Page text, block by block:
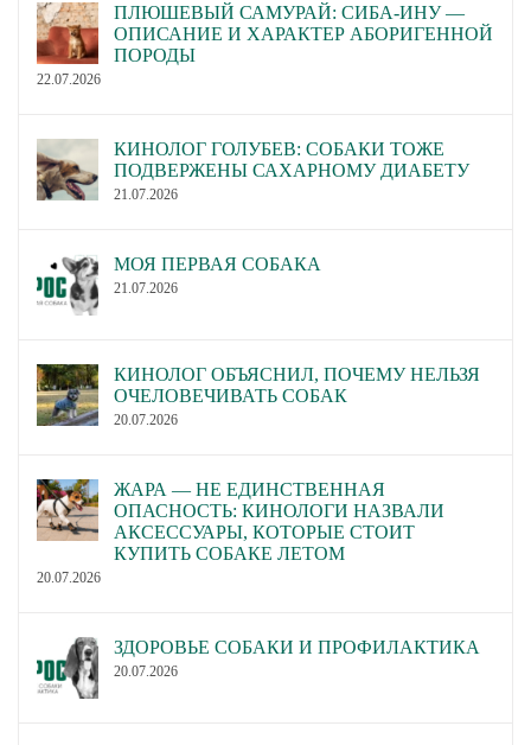
ПЛЮШЕВЫЙ САМУРАЙ: СИБА-ИНУ —
ОПИСАНИЕ И ХАРАКТЕР АБОРИГЕННОЙ
ПОРОДЫ
22.07.2026
КИНОЛОГ ГОЛУБЕВ: СОБАКИ ТОЖЕ
ПОДВЕРЖЕНЫ САХАРНОМУ ДИАБЕТУ
21.07.2026
МОЯ ПЕРВАЯ СОБАКА
21.07.2026
КИНОЛОГ ОБЪЯСНИЛ, ПОЧЕМУ НЕЛЬЗЯ
ОЧЕЛОВЕЧИВАТЬ СОБАК
20.07.2026
ЖАРА — НЕ ЕДИНСТВЕННАЯ
ОПАСНОСТЬ: КИНОЛОГИ НАЗВАЛИ
АКСЕССУАРЫ, КОТОРЫЕ СТОИТ
КУПИТЬ СОБАКЕ ЛЕТОМ
20.07.2026
ЗДОРОВЬЕ СОБАКИ И ПРОФИЛАКТИКА
20.07.2026